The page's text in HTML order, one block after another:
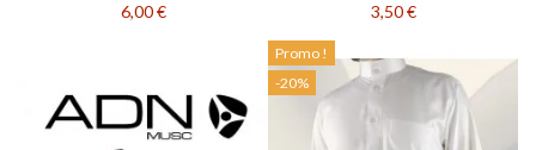
6,00 €
3,50 €
Promo !
-20%